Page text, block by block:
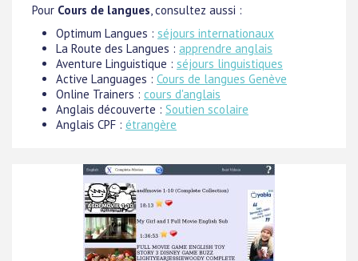
Pour Cours de langues, consultez aussi :
Optimum Langues : séjours internationaux
La Route des Langues : apprendre anglais
Aventure Linguistique : séjours linguistiques
Active Languages : Cours de langues Genève
Online Trainers : cours d'anglais
Anglais découverte : Soutien scolaire
Anglais CPF : étrangère